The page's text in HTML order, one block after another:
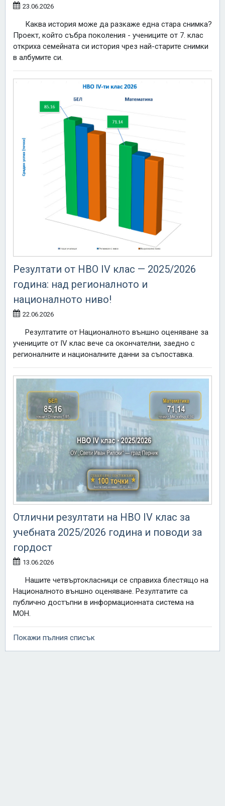
23.06.2026
Каква история може да разкаже една стара снимка?
Проект, който събра поколения - учениците от 7. клас
откриха семейната си история чрез най-старите снимки
в албумите си.
Резултати от НВО IV клас — 2025/2026
година: над регионалното и
националното ниво!
22.06.2026
Резултатите от Националното външно оценяване за
учениците от IV клас вече са окончателни, заедно с
регионалните и националните данни за съпоставка.
Отлични резултати на НВО IV клас за
учебната 2025/2026 година и поводи за
гордост
13.06.2026
Нашите четвъртокласници се справиха блестящо на
Националното външно оценяване. Резултатите са
публично достъпни в информационната система на
МОН.
Покажи пълния списък